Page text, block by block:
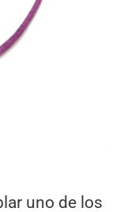
uno de los